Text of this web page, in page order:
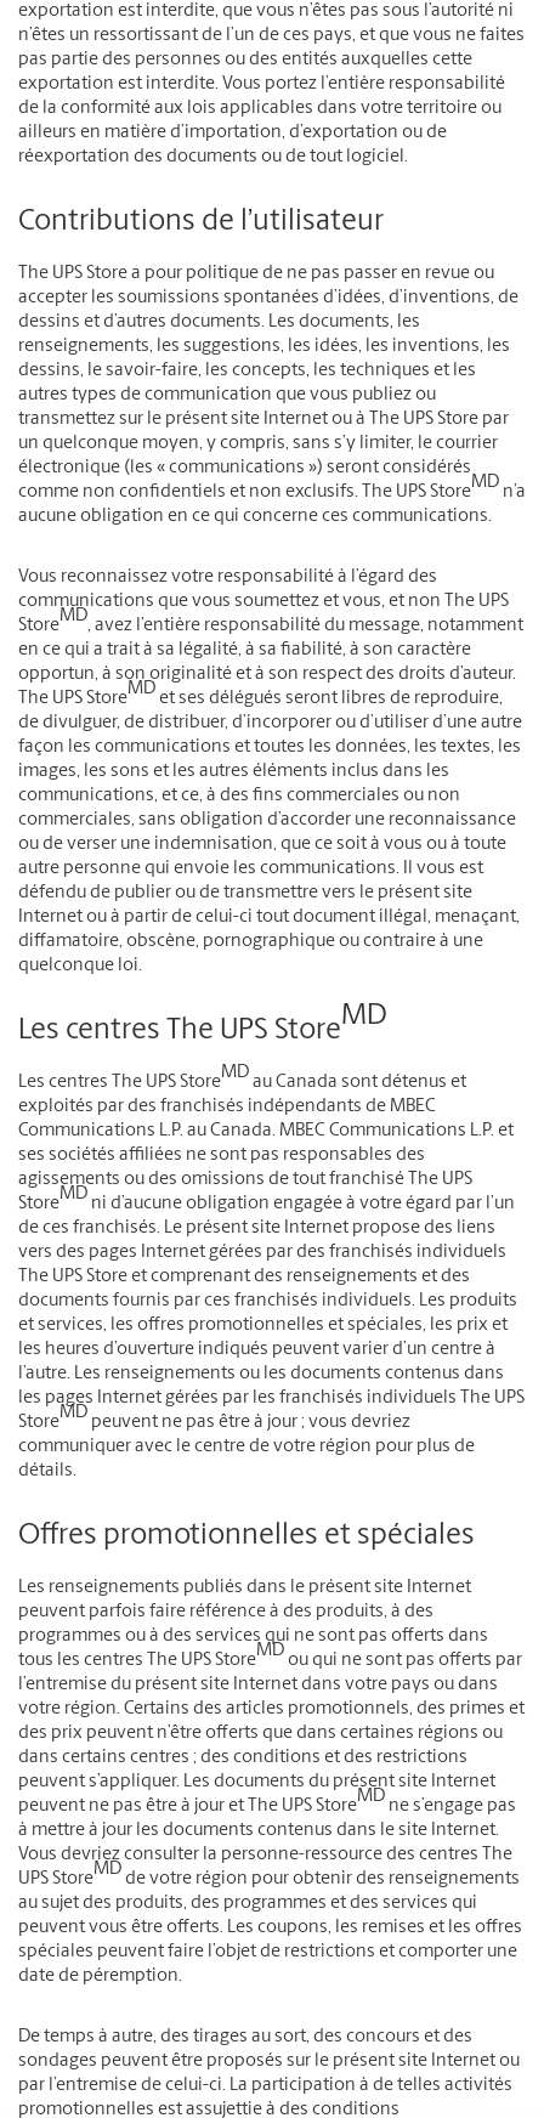
exportation est interdite, que vous n’êtes pas sous l’autorité ni
n’êtes un ressortissant de l’un de ces pays, et que vous ne faites
pas partie des personnes ou des entités auxquelles cette
exportation est interdite. Vous portez l’entière responsabilité
de la conformité aux lois applicables dans votre territoire ou
ailleurs en matière d’importation, d’exportation ou de
réexportation des documents ou de tout logiciel.
Contributions de l’utilisateur
The UPS Store a pour politique de ne pas passer en revue ou
accepter les soumissions spontanées d’idées, d’inventions, de
dessins et d’autres documents. Les documents, les
renseignements, les suggestions, les idées, les inventions, les
dessins, le savoir-faire, les concepts, les techniques et les
autres types de communication que vous publiez ou
transmettez sur le présent site Internet ou à The UPS Store par
un quelconque moyen, y compris, sans s’y limiter, le courrier
électronique (les « communications ») seront considérés
comme non confidentiels et non exclusifs. The UPS StoreMD n’a
aucune obligation en ce qui concerne ces communications.
Vous reconnaissez votre responsabilité à l’égard des
communications que vous soumettez et vous, et non The UPS
StoreMD, avez l’entière responsabilité du message, notamment
en ce qui a trait à sa légalité, à sa fiabilité, à son caractère
opportun, à son originalité et à son respect des droits d’auteur.
The UPS StoreMD et ses délégués seront libres de reproduire,
de divulguer, de distribuer, d’incorporer ou d’utiliser d’une autre
façon les communications et toutes les données, les textes, les
images, les sons et les autres éléments inclus dans les
communications, et ce, à des fins commerciales ou non
commerciales, sans obligation d’accorder une reconnaissance
ou de verser une indemnisation, que ce soit à vous ou à toute
autre personne qui envoie les communications. Il vous est
défendu de publier ou de transmettre vers le présent site
Internet ou à partir de celui-ci tout document illégal, menaçant,
diffamatoire, obscène, pornographique ou contraire à une
quelconque loi.
Les centres The UPS StoreMD
Les centres The UPS StoreMD au Canada sont détenus et
exploités par des franchisés indépendants de MBEC
Communications L.P. au Canada. MBEC Communications L.P. et
ses sociétés affiliées ne sont pas responsables des
agissements ou des omissions de tout franchisé The UPS
StoreMD ni d’aucune obligation engagée à votre égard par l’un
de ces franchisés. Le présent site Internet propose des liens
vers des pages Internet gérées par des franchisés individuels
The UPS Store et comprenant des renseignements et des
documents fournis par ces franchisés individuels. Les produits
et services, les offres promotionnelles et spéciales, les prix et
les heures d’ouverture indiqués peuvent varier d’un centre à
l’autre. Les renseignements ou les documents contenus dans
les pages Internet gérées par les franchisés individuels The UPS
StoreMD peuvent ne pas être à jour ; vous devriez
communiquer avec le centre de votre région pour plus de
détails.
Offres promotionnelles et spéciales
Les renseignements publiés dans le présent site Internet
peuvent parfois faire référence à des produits, à des
programmes ou à des services qui ne sont pas offerts dans
tous les centres The UPS StoreMD ou qui ne sont pas offerts par
l’entremise du présent site Internet dans votre pays ou dans
votre région. Certains des articles promotionnels, des primes et
des prix peuvent n’être offerts que dans certaines régions ou
dans certains centres ; des conditions et des restrictions
peuvent s’appliquer. Les documents du présent site Internet
peuvent ne pas être à jour et The UPS StoreMD ne s’engage pas
à mettre à jour les documents contenus dans le site Internet.
Vous devriez consulter la personne-ressource des centres The
UPS StoreMD de votre région pour obtenir des renseignements
au sujet des produits, des programmes et des services qui
peuvent vous être offerts. Les coupons, les remises et les offres
spéciales peuvent faire l’objet de restrictions et comporter une
date de péremption.
De temps à autre, des tirages au sort, des concours et des
sondages peuvent être proposés sur le présent site Internet ou
par l’entremise de celui-ci. La participation à de telles activités
promotionnelles est assujettie à des conditions